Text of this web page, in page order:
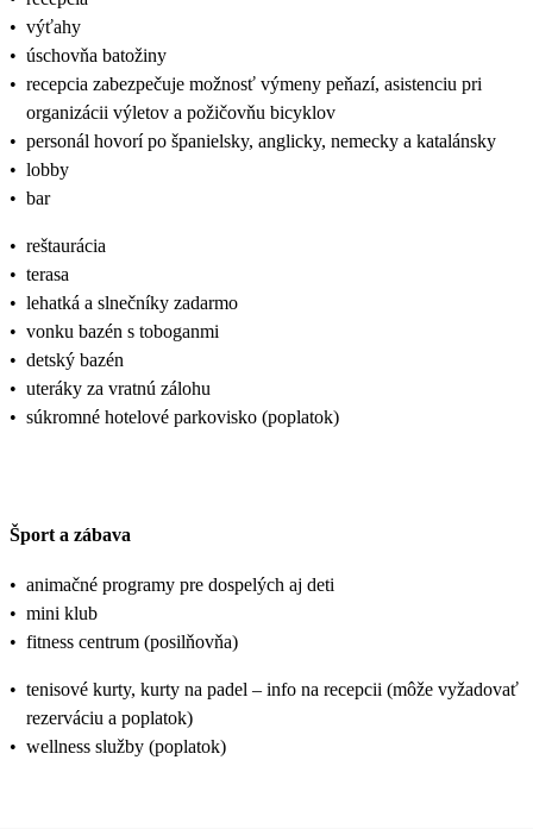
• výťahy
• úschovňa batožiny
• recepcia zabezpečuje možnosť výmeny peňazí, asistenciu pri
organizácii výletov a požičovňu bicyklov
• personál hovorí po španielsky, anglicky, nemecky a katalánsky
• lobby
• bar
• reštaurácia
• terasa
• lehatká a slnečníky zadarmo
• vonku bazén s toboganmi
• detský bazén
• uteráky za vratnú zálohu
• súkromné hotelové parkovisko (poplatok)
Šport a zábava
• animačné programy pre dospelých aj deti
• mini klub
• fitness centrum (posilňovňa)
• tenisové kurty, kurty na padel – info na recepcii (môže vyžadovať
rezerváciu a poplatok)
• wellness služby (poplatok)